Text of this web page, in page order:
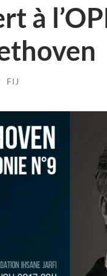
à
FIJ